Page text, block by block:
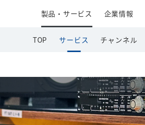
TOP サービス チャンネル
製品・サービス 企業情報